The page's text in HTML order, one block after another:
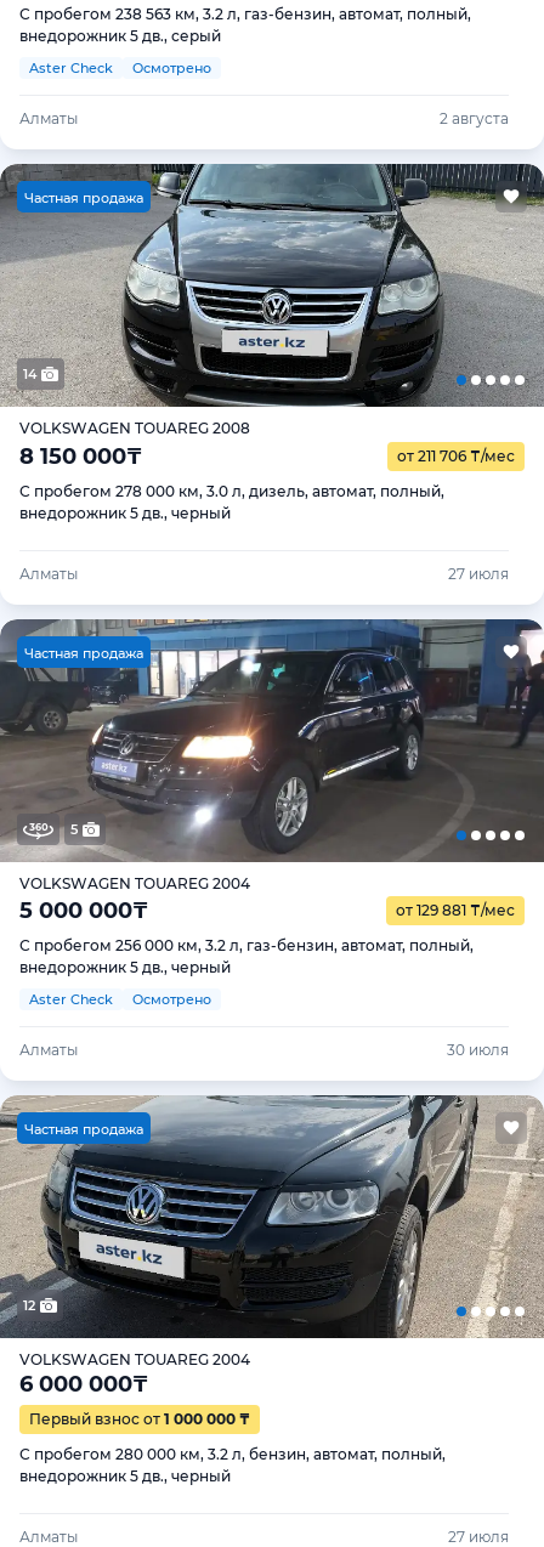
С пробегом 238 563 км, 3.2 л, газ-бензин, автомат, полный,
внедорожник 5 дв., серый
Aster Check Осмотрено
Алматы 2 августа
Частная продажа
14
VOLKSWAGEN TOUAREG 2008
8 150 000₸ от 211 706 ₸/мес
С пробегом 278 000 км, 3.0 л, дизель, автомат, полный,
внедорожник 5 дв., черный
Алматы 27 июля
Частная продажа
5
VOLKSWAGEN TOUAREG 2004
5 000 000₸ от 129 881 ₸/мес
С пробегом 256 000 км, 3.2 л, газ-бензин, автомат, полный,
внедорожник 5 дв., черный
Aster Check Осмотрено
Алматы 30 июля
Частная продажа
12
VOLKSWAGEN TOUAREG 2004
6 000 000₸
Первый взнос от 1 000 000 ₸
С пробегом 280 000 км, 3.2 л, бензин, автомат, полный,
внедорожник 5 дв., черный
Алматы 27 июля